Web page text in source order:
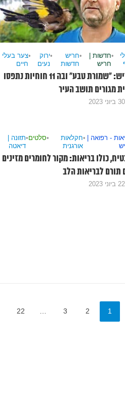
•חדשות |
חריש
•חריש
חדשות
•ירוק
נעים
•צער בעלי
חיים
חריש: “שמורת טבע” ובה 11 חוחיות נתפסו
מגורים תושב העיר
30 ביוני 2023
- רפואה | •חקלאות
אורגנית
•סלטים•תזונה |
דיאטה
כולו בריאות: מקור לחומרים מזינים
תורם לבריאות הלב
22 ביוני 2023
1
2
3
22